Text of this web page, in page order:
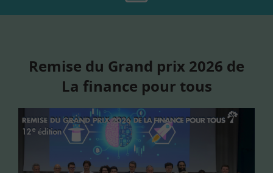
Remise du Grand prix 2026 de
La finance pour tous